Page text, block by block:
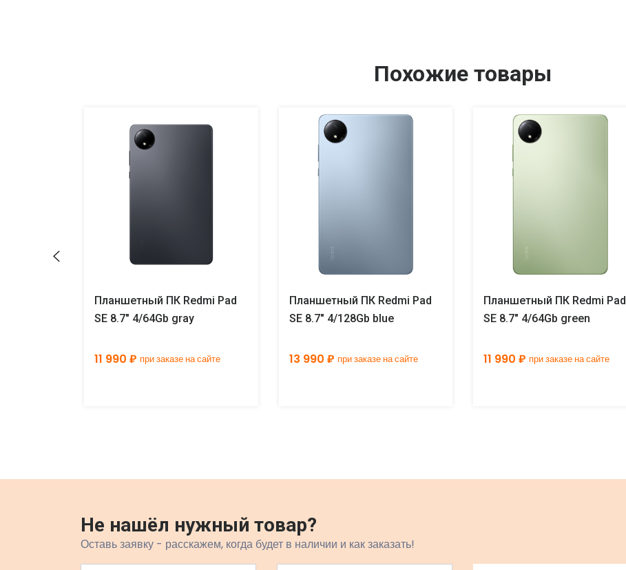
Похожие товары
Планшетный ПК Redmi Pad
SE 8.7" 4/64Gb gray
11 990 ₽ при заказе на сайте
Планшетный ПК Redmi Pad
SE 8.7" 4/128Gb blue
13 990 ₽ при заказе на сайте
Планшетный ПК Redmi Pad
SE 8.7" 4/64Gb green
11 990 ₽ при заказе на сайте
Не нашёл нужный товар?
Оставь заявку - расскажем, когда будет в наличии и как заказать!